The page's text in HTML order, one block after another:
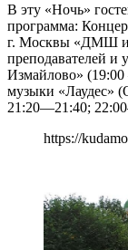
В эту «Ночь»
программа:
г. Москвы «ДМШ
преподавателей
Измайлово»
музыки «Лаудес»
21:20—21:40;
https://